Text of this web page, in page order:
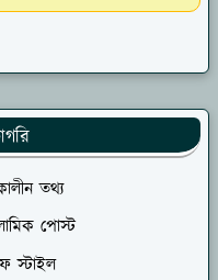
তথ্য
পোস্ট
স্টাইল